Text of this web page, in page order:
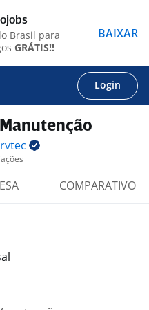
Login
COMPARATIVO
Brasil para
GRÁTIS!!
BAIXAR